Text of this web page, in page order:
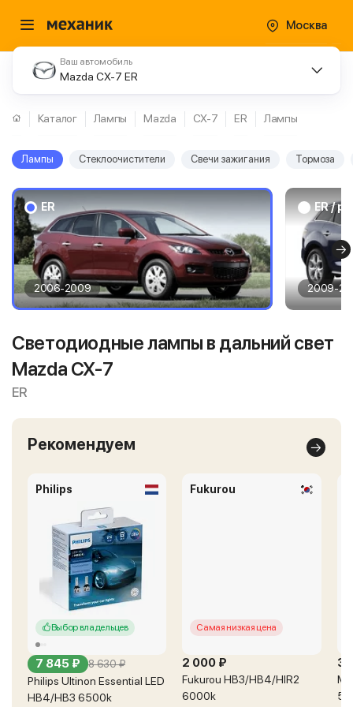
Москва
Ваш автомобиль
Mazda CX-7 ER
Каталог Лампы Mazda CX-7 ER Лампы
Лампы Стеклоочистители Свечи зажигания Тормоза
ER
2006-2009
ER /
2009-
Светодиодные лампы в дальний свет
Mazda CX-7
ER
Рекомендуем
Philips
Выбор владельцев
7 845 ₽ 8 630 ₽
Philips Ultinon Essential LED
HB4/HB3 6500k
Fukurou
Самая низкая цена
2 000 ₽
Fukurou HB3/HB4/HIR2
6000k
3